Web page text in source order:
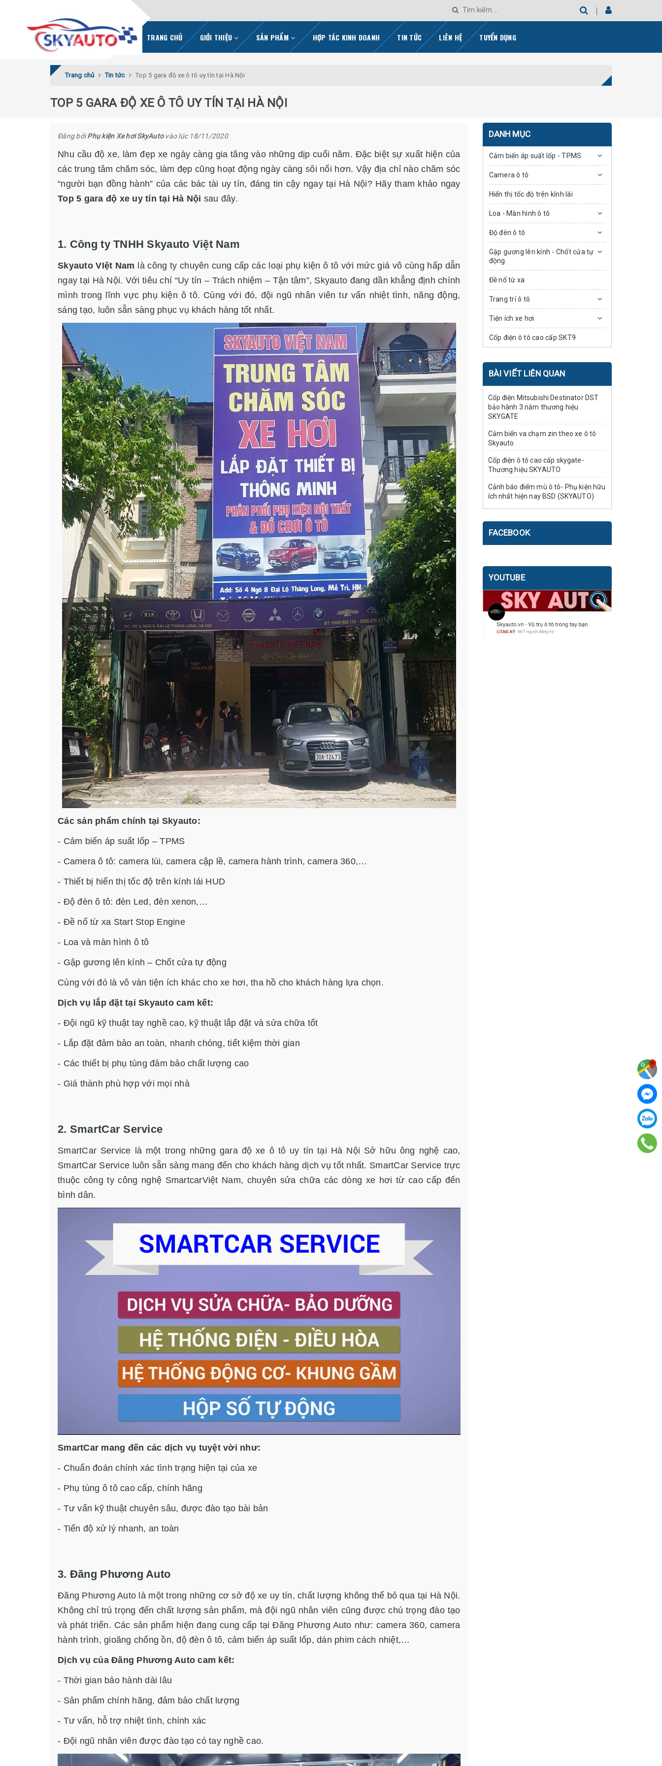
TRANG CHỦ GIỚI THIỆU SẢN PHẨM HỢP TÁC KINH DOANH TIN TỨC LIÊN HỆ TUYỂN DỤNG
Trang chủ Tin tức Top 5 gara độ xe ô tô uy tín tại Hà Nội
TOP 5 GARA ĐỘ XE Ô TÔ UY TÍN TẠI HÀ NỘI
Đăng bởiPhụ kiện Xe hơi SkyAutovào lúc 18/11/2020
Nhu cầu độ xe, làm đẹp xe ngày càng gia tăng vào những dịp cuối năm. Đặc biệt sự xuất hiện của
các trung tâm chăm sóc, làm đẹp cũng hoạt động ngày càng sôi nổi hơn. Vậy địa chỉ nào chăm sóc
“người bạn đồng hành” của các bác tài uy tín, đáng tin cậy ngay tại Hà Nội? Hãy tham khảo ngay
Top 5 gara độ xe uy tín tại Hà Nội sau đây.
1. Công ty TNHH Skyauto Việt Nam
Skyauto VIệt Nam là công ty chuyên cung cấp các loại phụ kiện ô tô với mức giá vô cùng hấp dẫn
ngay tại Hà Nội. Với tiêu chí “Uy tín – Trách nhiệm – Tận tâm”, Skyauto đang dần khẳng định chính
mình trong lĩnh vực phụ kiện ô tô. Cùng với đó, đội ngũ nhân viên tư vấn nhiệt tình, năng động,
sáng tạo, luôn sẵn sàng phục vụ khách hàng tốt nhất.
Các sản phẩm chính tại Skyauto:
- Cảm biến áp suất lốp – TPMS
- Camera ô tô: camera lùi, camera cập lề, camera hành trình, camera 360,…
- Thiết bị hiển thị tốc độ trên kính lái HUD
- Độ đèn ô tô: đèn Led, đèn xenon,…
- Đề nổ từ xa Start Stop Engine
- Loa và màn hình ô tô
- Gập gương lên kính – Chốt cửa tự động
Cùng với đó là vô vàn tiện ích khác cho xe hơi, tha hồ cho khách hàng lựa chọn.
Dịch vụ lắp đặt tại Skyauto cam kết:
- Đội ngũ kỹ thuật tay nghề cao, kỹ thuật lắp đặt và sửa chữa tốt
- Lắp đặt đảm bảo an toàn, nhanh chóng, tiết kiệm thời gian
- Các thiết bị phụ tùng đảm bảo chất lượng cao
- Giá thành phù hợp với mọi nhà
2. SmartCar Service
SmartCar Service là một trong những gara độ xe ô tô uy tín tại Hà Nội Sở hữu ông nghệ cao,
SmartCar Service luôn sẵn sàng mang đến cho khách hàng dịch vụ tốt nhất. SmartCar Service trực
thuộc công ty công nghệ SmartcarViệt Nam, chuyên sửa chữa các dòng xe hơi từ cao cấp đến
bình dân.
SmartCar mang đến các dịch vụ tuyệt vời như:
- Chuẩn đoán chính xác tình trạng hiện tại của xe
- Phụ tùng ô tô cao cấp, chính hãng
- Tư vấn kỹ thuật chuyên sâu, được đào tạo bài bản
- Tiến độ xử lý nhanh, an toàn
3. Đăng Phương Auto
Đăng Phương Auto là một trong những cơ sở độ xe uy tín, chất lượng không thể bỏ qua tại Hà Nội.
Không chỉ trú trọng đến chất lượng sản phẩm, mà đội ngũ nhân viên cũng được chú trọng đào tạo
và phát triển. Các sản phẩm hiện đang cung cấp tại Đăng Phương Auto như: camera 360, camera
hành trình, gioăng chống ồn, độ đèn ô tô, cảm biến áp suất lốp, dán phim cách nhiệt,…
Dịch vụ của Đăng Phương Auto cam kết:
- Thời gian bảo hành dài lâu
- Sản phẩm chính hãng, đảm bảo chất lượng
- Tư vấn, hỗ trợ nhiệt tình, chính xác
- Đội ngũ nhân viên được đào tạo có tay nghề cao.
DANH MỤC
Cảm biến áp suất lốp - TPMS
Camera ô tô
Hiển thị tốc độ trên kính lái
Loa - Màn hình ô tô
Độ đèn ô tô
Gập gương lên kính - Chốt cửa tự
động
Đề nổ từ xa
Trang trí ô tô
Tiện ích xe hơi
Cốp điện ô tô cao cấp SKT9
BÀI VIẾT LIÊN QUAN
Cốp điện Mitsubishi Destinator DST
bảo hành 3 năm thương hiệu
SKYGATE
Cảm biến va chạm zin theo xe ô tô
Skyauto
Cốp điện ô tô cao cấp skygate-
Thương hiệu SKYAUTO
Cảnh báo điểm mù ô tô- Phụ kiện hữu
ích nhất hiện nay BSD (SKYAUTO)
FACEBOOK
YOUTUBE